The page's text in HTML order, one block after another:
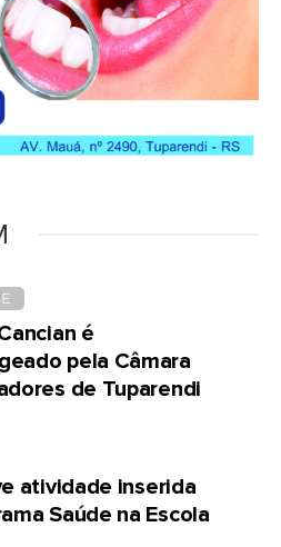
é
pela Câmara
de Tuparendi
atividade inserida
Saúde na Escola